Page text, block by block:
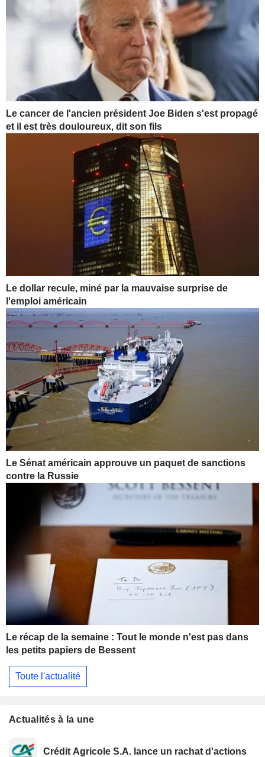
Le cancer de l'ancien président Joe Biden s'est propagé
et il est très douloureux, dit son fils
Le dollar recule, miné par la mauvaise surprise de
l'emploi américain
Le Sénat américain approuve un paquet de sanctions
contre la Russie
Le récap de la semaine : Tout le monde n'est pas dans
les petits papiers de Bessent
Toute l'actualité
Actualités à la une
Crédit Agricole S.A. lance un rachat d'actions